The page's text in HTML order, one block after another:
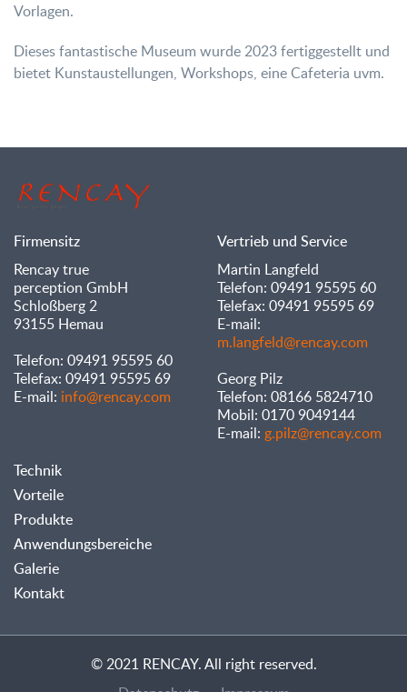
Vorlagen.
Dieses fantastische Museum wurde 2023 fertiggestellt und
bietet Kunstaustellungen, Workshops, eine Cafeteria uvm.
Firmensitz
Rencay true
perception GmbH
Schloßberg 2
93155 Hemau
Telefon: 09491 95595 60
Telefax: 09491 95595 69
E-mail: info@rencay.com
Vertrieb und Service
Martin Langfeld
Telefon: 09491 95595 60
Telefax: 09491 95595 69
E-mail:
m.langfeld@rencay.com
Georg Pilz
Telefon: 08166 5824710
Mobil: 0170 9049144
E-mail: g.pilz@rencay.com
Technik
Vorteile
Produkte
Anwendungsbereiche
Galerie
Kontakt
© 2021 RENCAY. All right reserved.